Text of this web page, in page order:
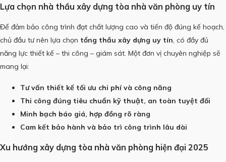
Lựa chọn nhà thầu xây dựng tòa nhà văn phòng uy tín
Để đảm bảo công trình đạt chất lượng cao và tiến độ đúng kế hoạch,
chủ đầu tư nên lựa chọn tổng thầu xây dựng uy tín, có đầy đủ
năng lực thiết kế – thi công – giám sát. Một đơn vị chuyên nghiệp sẽ
mang lại:
Tư vấn thiết kế tối ưu chi phí và công năng
Thi công đúng tiêu chuẩn kỹ thuật, an toàn tuyệt đối
Minh bạch báo giá, hợp đồng rõ ràng
Cam kết bảo hành và bảo trì công trình lâu dài
Xu hướng xây dựng tòa nhà văn phòng hiện đại 2025